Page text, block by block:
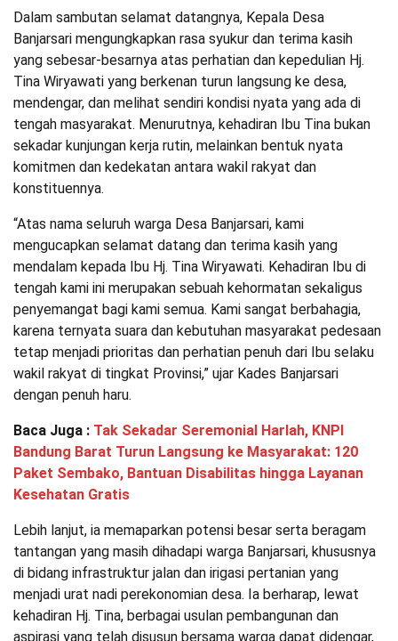
Dalam sambutan selamat datangnya, Kepala Desa
Banjarsari mengungkapkan rasa syukur dan terima kasih
yang sebesar-besarnya atas perhatian dan kepedulian Hj.
Tina Wiryawati yang berkenan turun langsung ke desa,
mendengar, dan melihat sendiri kondisi nyata yang ada di
tengah masyarakat. Menurutnya, kehadiran Ibu Tina bukan
sekadar kunjungan kerja rutin, melainkan bentuk nyata
komitmen dan kedekatan antara wakil rakyat dan
konstituennya.
“Atas nama seluruh warga Desa Banjarsari, kami
mengucapkan selamat datang dan terima kasih yang
mendalam kepada Ibu Hj. Tina Wiryawati. Kehadiran Ibu di
tengah kami ini merupakan sebuah kehormatan sekaligus
penyemangat bagi kami semua. Kami sangat berbahagia,
karena ternyata suara dan kebutuhan masyarakat pedesaan
tetap menjadi prioritas dan perhatian penuh dari Ibu selaku
wakil rakyat di tingkat Provinsi,” ujar Kades Banjarsari
dengan penuh haru.
Baca Juga : Tak Sekadar Seremonial Harlah, KNPI
Bandung Barat Turun Langsung ke Masyarakat: 120
Paket Sembako, Bantuan Disabilitas hingga Layanan
Kesehatan Gratis
Lebih lanjut, ia memaparkan potensi besar serta beragam
tantangan yang masih dihadapi warga Banjarsari, khususnya
di bidang infrastruktur jalan dan irigasi pertanian yang
menjadi urat nadi perekonomian desa. Ia berharap, lewat
kehadiran Hj. Tina, berbagai usulan pembangunan dan
aspirasi yang telah disusun bersama warga dapat didengar,